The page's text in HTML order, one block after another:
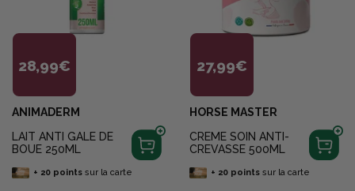
28,99€
ANIMADERM
LAIT ANTI GALE DE
BOUE 250ML
+ 20pointssur la carte
27,99€
HORSE MASTER
CREME SOIN ANTI-
CREVASSE 500ML
+ 20pointssur la carte